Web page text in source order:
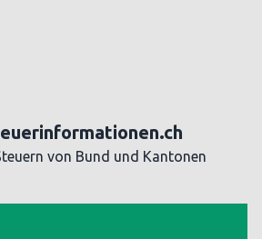
von Bund und Kantonen